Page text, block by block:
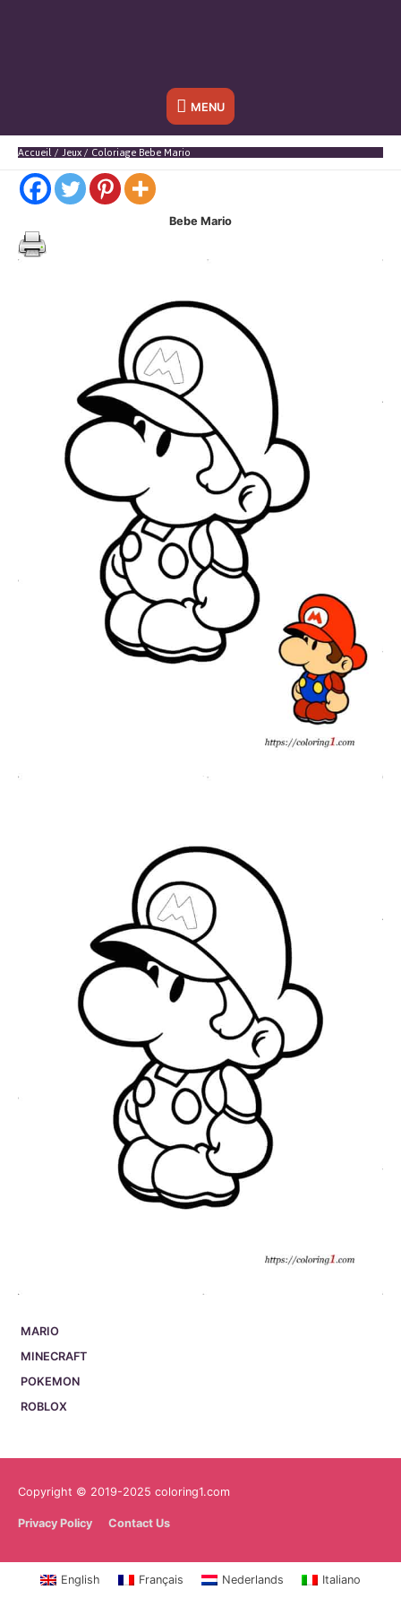
Sous
l'en-
MENU
Accueil Jeux Coloriage Bebe Mario
MARIO
MINECRAFT
POKEMON
ROBLOX
Bebe Mario
Copyright © 2019-2025 coloring1.com
Privacy Policy Contact Us
English Français Nederlands Italiano